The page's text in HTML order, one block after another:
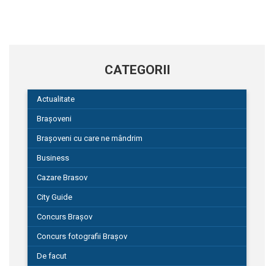
CATEGORII
Actualitate
Brașoveni
Brașoveni cu care ne mândrim
Business
Cazare Brasov
City Guide
Concurs Brașov
Concurs fotografii Brașov
De facut